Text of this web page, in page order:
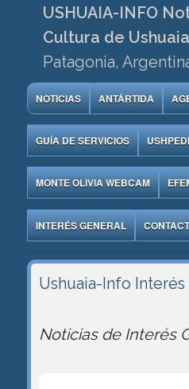
USHUAIA-INFO
Cultura de Ushuaia
Patagonia,
NOTICIAS ANTÁRTIDA
GUÍA DE SERVICIOS
MONTE OLIVIA WEBCAM
INTERÉS GENERAL
Ushuaia-Info Interés
Noticias de Interés